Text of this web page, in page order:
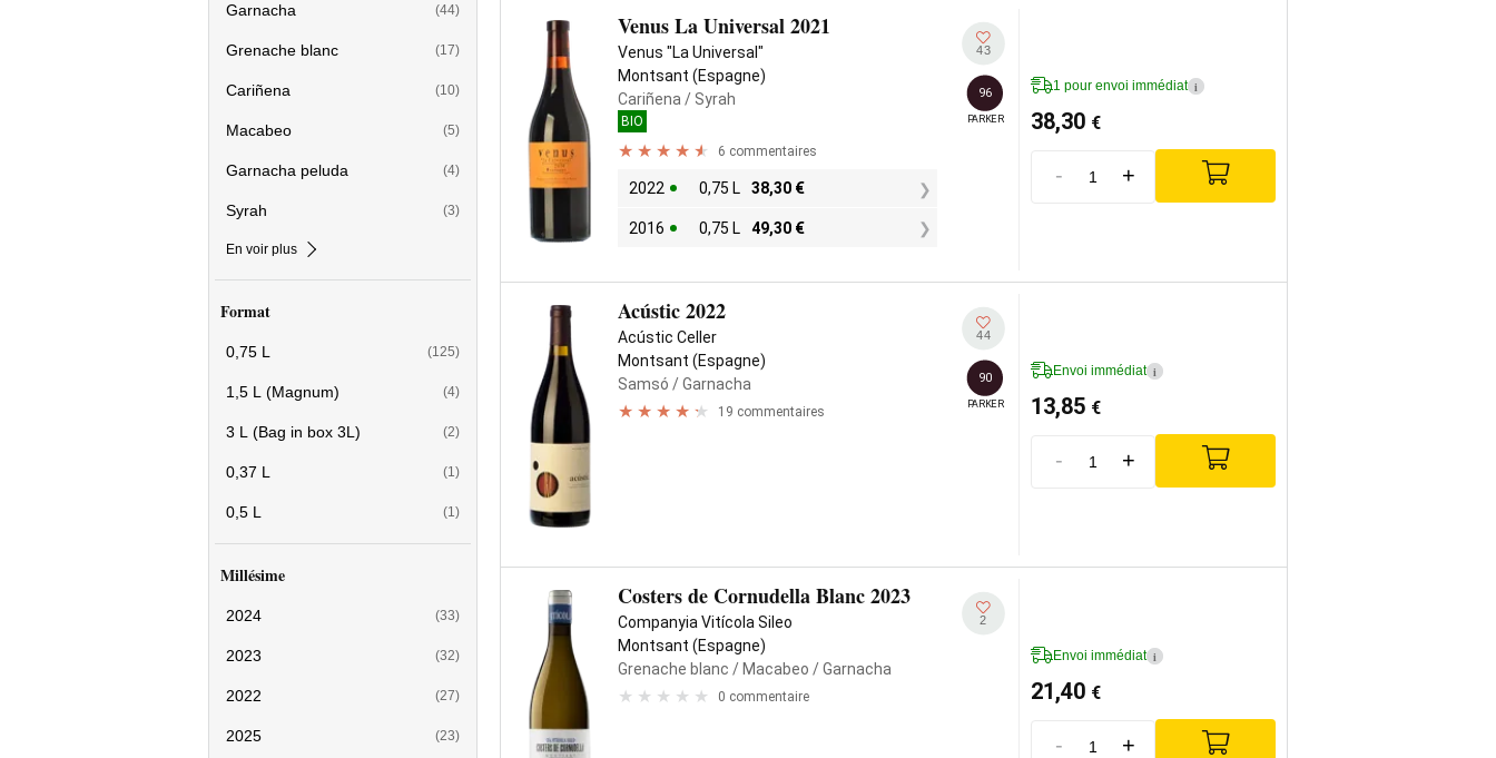
Garnacha (44)
Grenache blanc (17)
Cariñena (10)
Macabeo (5)
Garnacha peluda (4)
Syrah (3)
En voir plus
Format
0,75 L (125)
1,5 L (Magnum) (4)
3 L (Bag in box 3L) (2)
0,37 L (1)
0,5 L (1)
Millésime
2024 (33)
2023 (32)
2022 (27)
2025 (23)
Venus La Universal 2021
Venus "La Universal"
Montsant (Espagne)
Cariñena / Syrah
BIO
6 commentaires
2022 0,75 L 38,30 €
2016 0,75 L 49,30 €
43
96
PARKER
1 pour envoi immédiat i
38,30 €
- +
Acústic 2022
Acústic Celler
Montsant (Espagne)
Samsó / Garnacha
19 commentaires
44
90
PARKER
Envoi immédiat i
13,85 €
- +
Costers de Cornudella Blanc 2023
Companyia Vitícola Sileo
Montsant (Espagne)
Grenache blanc / Macabeo / Garnacha
0 commentaire
2
Envoi immédiat i
21,40 €
- +